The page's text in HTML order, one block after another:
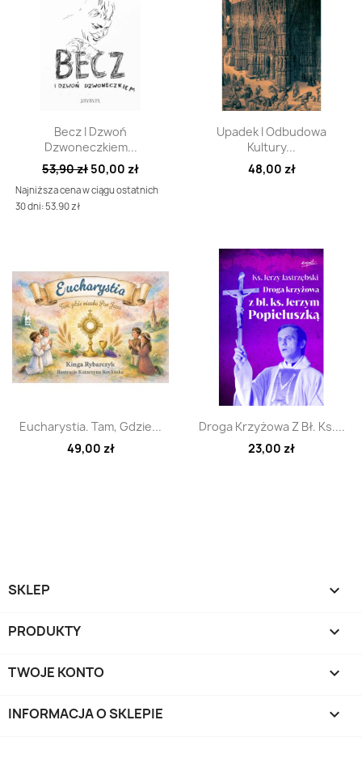
Szybki podgląd
Becz I Dzwoń
Dzwoneczkiem...
53,90 zł 50,00 zł
Najniższa cena w ciągu ostatnich
30 dni: 53.90 zł
Szybki podgląd
Upadek I Odbudowa
Kultury...
48,00 zł
Szybki podgląd
Eucharystia. Tam, Gdzie...
49,00 zł
Szybki podgląd
Droga Krzyżowa Z Bł. Ks....
23,00 zł
SKLEP 
PRODUKTY 
TWOJE KONTO 
INFORMACJA O SKLEPIE keyboard_arrow_down